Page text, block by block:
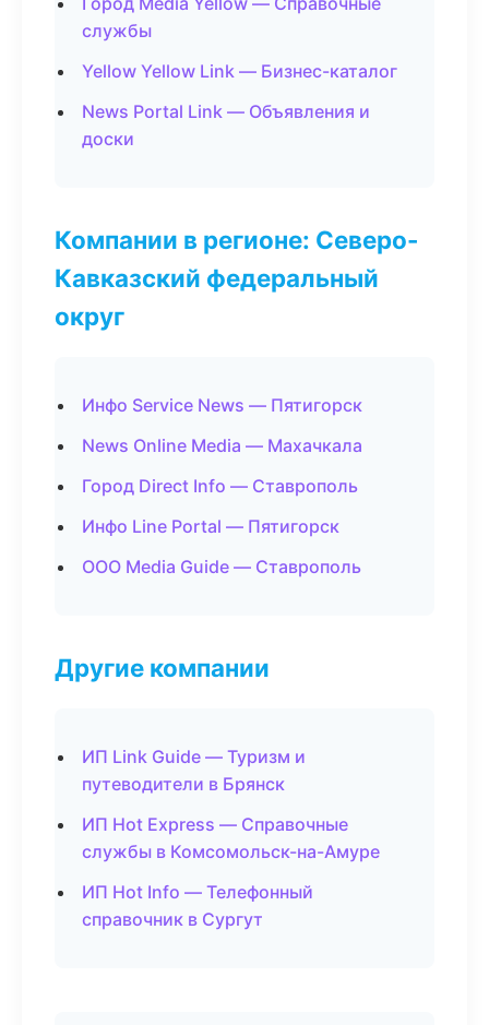
службы
Yellow Yellow Link — Бизнес-каталог
News Portal Link — Объявления и
доски
Компании в регионе: Северо-
Кавказский федеральный
округ
Инфо Service News — Пятигорск
News Online Media — Махачкала
Город Direct Info — Ставрополь
Инфо Line Portal — Пятигорск
ООО Media Guide — Ставрополь
Другие компании
ИП Link Guide — Туризм и
путеводители в Брянск
ИП Hot Express — Справочные
службы в Комсомольск-на-Амуре
ИП Hot Info — Телефонный
справочник в Сургут